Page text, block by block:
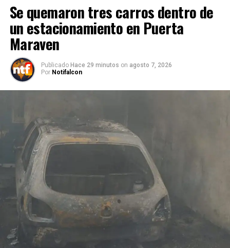
Se quemaron tres carros dentro de
un estacionamiento en Puerta
Maraven
Publicado Hace 29 minutos on agosto 7, 2026
Por Notifalcon